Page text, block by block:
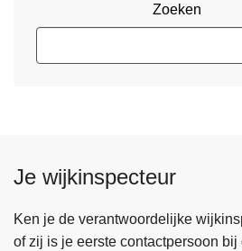
Zoeken
Je wijkinspecteur
Ken je de verantwoordelijke
of zij is je eerste contactpersoon bij